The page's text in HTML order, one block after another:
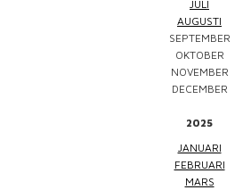
JULI
AUGUSTI
SEPTEMBER
OKTOBER
NOVEMBER
DECEMBER
2025
JANUARI
FEBRUARI
MARS